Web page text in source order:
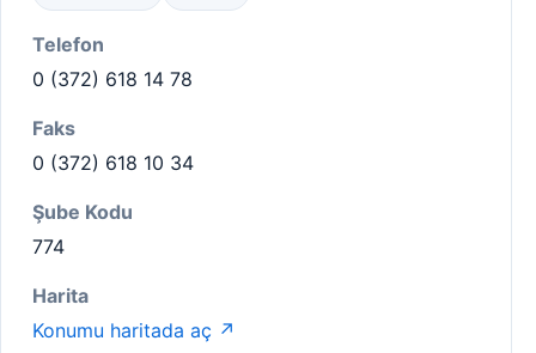
Telefon
0 (372) 618 14 78
Faks
0 (372) 618 10 34
Şube Kodu
774
Harita
Konumu haritada aç ↗